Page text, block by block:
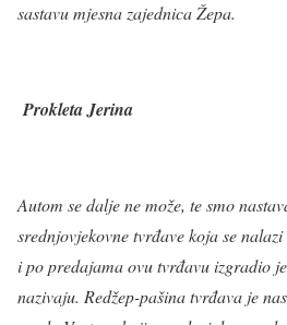
sastavu mjesna zajednica Žepa.
Prokleta Jerina
Autom se dalje ne može, te smo
srednjovjekovne tvrđave koja se
i po predajama ovu tvrđavu izgradio
nazivaju. Redžep-pašina tvrđava je